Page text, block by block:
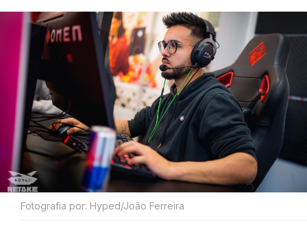
Fotografia por: Hyped/João Ferreira